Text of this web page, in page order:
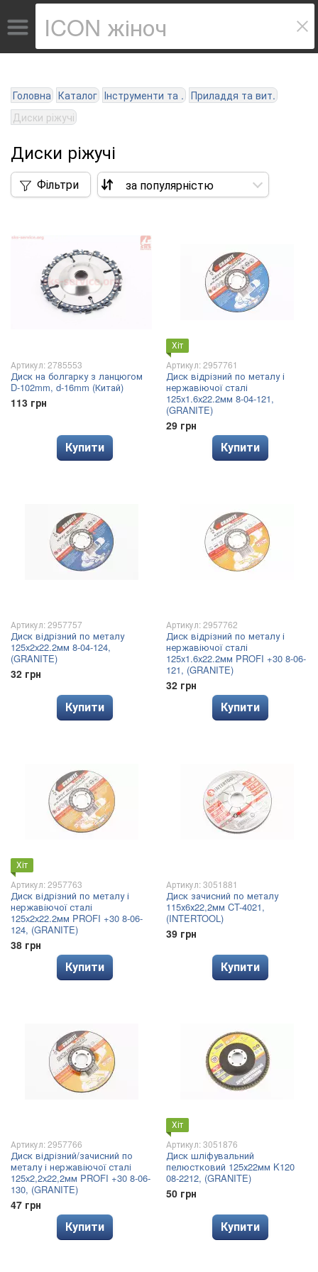
Головна Каталог Інструменти та . Приладдя та вит.
Диски ріжучі
Диски ріжучі
Фільтри
Артикул: 2785553
Диск на болгарку з ланцюгом
D-102mm, d-16mm (Китай)
113 грн
Купити
Хіт
Артикул: 2957761
Диск відрізний по металу і
нержавіючої сталі
125x1.6x22.2мм 8-04-121,
(GRANITE)
29 грн
Купити
Артикул: 2957757
Диск відрізний по металу
125x2x22.2мм 8-04-124,
(GRANITE)
32 грн
Купити
Артикул: 2957762
Диск відрізний по металу і
нержавіючої сталі
125x1.6x22.2мм PROFI +30 8-06-
121, (GRANITE)
32 грн
Купити
Хіт
Артикул: 2957763
Диск відрізний по металу і
нержавіючої сталі
125x2x22.2мм PROFI +30 8-06-
124, (GRANITE)
38 грн
Купити
Артикул: 3051881
Диск зачисний по металу
115х6х22,2мм CT-4021,
(INTERTOOL)
39 грн
Купити
Артикул: 2957766
Диск відрізний/зачисний по
металу і нержавіючої сталі
125x2,2x22,2мм PROFI +30 8-06-
130, (GRANITE)
47 грн
Купити
Хіт
Артикул: 3051876
Диск шліфувальний
пелюстковий 125х22мм K120
08-2212, (GRANITE)
50 грн
Купити